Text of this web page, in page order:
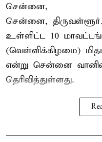
சென்னை,
சென்னை, திருவள்ளூர்,
உள்ளிட்ட 10
(வெள்ளிக்கிழமை)
என்று சென்னை
தெரிவித்துள்ளது.